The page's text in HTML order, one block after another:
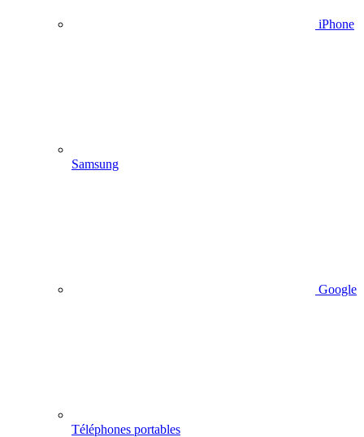
iPhone
Samsung
Google
Téléphones portables